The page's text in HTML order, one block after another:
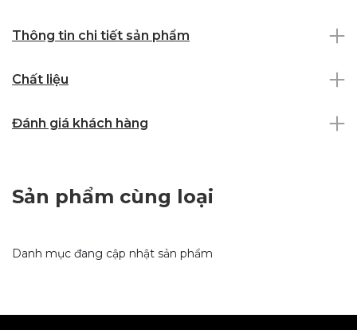
Thông tin chi tiết sản phẩm
Chất liệu
Đánh giá khách hàng
Sản phẩm cùng loại
Danh mục đang cập nhật sản phẩm